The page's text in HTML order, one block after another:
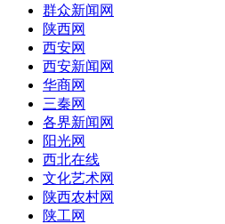
群众新闻网
陕西网
西安网
西安新闻网
华商网
三秦网
各界新闻网
阳光网
西北在线
文化艺术网
陕西农村网
陕工网